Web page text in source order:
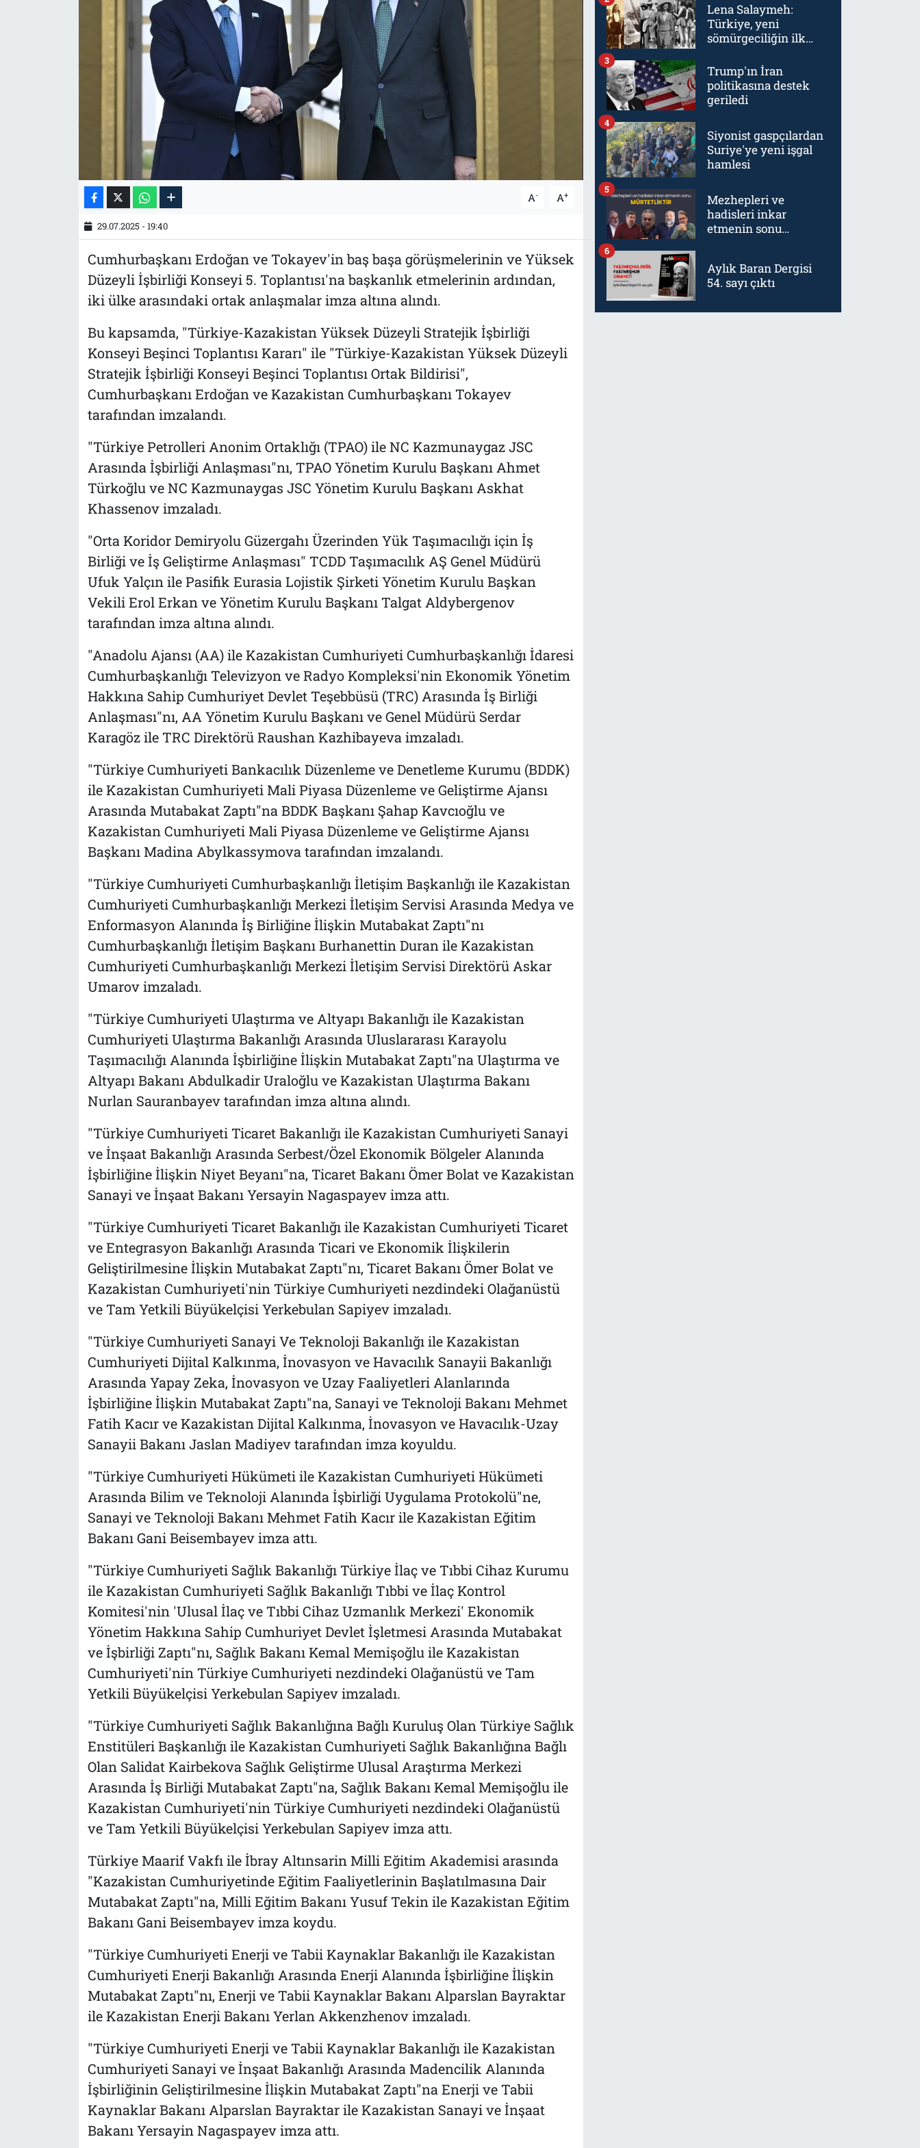
A- A+
29.07.2025 - 19:40
Cumhurbaşkanı Erdoğan ve Tokayev'in baş başa görüşmelerinin ve Yüksek
Düzeyli İşbirliği Konseyi 5. Toplantısı'na başkanlık etmelerinin ardından,
iki ülke arasındaki ortak anlaşmalar imza altına alındı.
Bu kapsamda, "Türkiye-Kazakistan Yüksek Düzeyli Stratejik İşbirliği
Konseyi Beşinci Toplantısı Kararı" ile "Türkiye-Kazakistan Yüksek Düzeyli
Stratejik İşbirliği Konseyi Beşinci Toplantısı Ortak Bildirisi",
Cumhurbaşkanı Erdoğan ve Kazakistan Cumhurbaşkanı Tokayev
tarafından imzalandı.
"Türkiye Petrolleri Anonim Ortaklığı (TPAO) ile NC Kazmunaygaz JSC
Arasında İşbirliği Anlaşması"nı, TPAO Yönetim Kurulu Başkanı Ahmet
Türkoğlu ve NC Kazmunaygas JSC Yönetim Kurulu Başkanı Askhat
Khassenov imzaladı.
"Orta Koridor Demiryolu Güzergahı Üzerinden Yük Taşımacılığı için İş
Birliği ve İş Geliştirme Anlaşması" TCDD Taşımacılık AŞ Genel Müdürü
Ufuk Yalçın ile Pasifik Eurasia Lojistik Şirketi Yönetim Kurulu Başkan
Vekili Erol Erkan ve Yönetim Kurulu Başkanı Talgat Aldybergenov
tarafından imza altına alındı.
"Anadolu Ajansı (AA) ile Kazakistan Cumhuriyeti Cumhurbaşkanlığı İdaresi
Cumhurbaşkanlığı Televizyon ve Radyo Kompleksi'nin Ekonomik Yönetim
Hakkına Sahip Cumhuriyet Devlet Teşebbüsü (TRC) Arasında İş Birliği
Anlaşması"nı, AA Yönetim Kurulu Başkanı ve Genel Müdürü Serdar
Karagöz ile TRC Direktörü Raushan Kazhibayeva imzaladı.
"Türkiye Cumhuriyeti Bankacılık Düzenleme ve Denetleme Kurumu (BDDK)
ile Kazakistan Cumhuriyeti Mali Piyasa Düzenleme ve Geliştirme Ajansı
Arasında Mutabakat Zaptı"na BDDK Başkanı Şahap Kavcıoğlu ve
Kazakistan Cumhuriyeti Mali Piyasa Düzenleme ve Geliştirme Ajansı
Başkanı Madina Abylkassymova tarafından imzalandı.
"Türkiye Cumhuriyeti Cumhurbaşkanlığı İletişim Başkanlığı ile Kazakistan
Cumhuriyeti Cumhurbaşkanlığı Merkezi İletişim Servisi Arasında Medya ve
Enformasyon Alanında İş Birliğine İlişkin Mutabakat Zaptı"nı
Cumhurbaşkanlığı İletişim Başkanı Burhanettin Duran ile Kazakistan
Cumhuriyeti Cumhurbaşkanlığı Merkezi İletişim Servisi Direktörü Askar
Umarov imzaladı.
"Türkiye Cumhuriyeti Ulaştırma ve Altyapı Bakanlığı ile Kazakistan
Cumhuriyeti Ulaştırma Bakanlığı Arasında Uluslararası Karayolu
Taşımacılığı Alanında İşbirliğine İlişkin Mutabakat Zaptı"na Ulaştırma ve
Altyapı Bakanı Abdulkadir Uraloğlu ve Kazakistan Ulaştırma Bakanı
Nurlan Sauranbayev tarafından imza altına alındı.
"Türkiye Cumhuriyeti Ticaret Bakanlığı ile Kazakistan Cumhuriyeti Sanayi
ve İnşaat Bakanlığı Arasında Serbest/Özel Ekonomik Bölgeler Alanında
İşbirliğine İlişkin Niyet Beyanı"na, Ticaret Bakanı Ömer Bolat ve Kazakistan
Sanayi ve İnşaat Bakanı Yersayin Nagaspayev imza attı.
"Türkiye Cumhuriyeti Ticaret Bakanlığı ile Kazakistan Cumhuriyeti Ticaret
ve Entegrasyon Bakanlığı Arasında Ticari ve Ekonomik İlişkilerin
Geliştirilmesine İlişkin Mutabakat Zaptı"nı, Ticaret Bakanı Ömer Bolat ve
Kazakistan Cumhuriyeti'nin Türkiye Cumhuriyeti nezdindeki Olağanüstü
ve Tam Yetkili Büyükelçisi Yerkebulan Sapiyev imzaladı.
"Türkiye Cumhuriyeti Sanayi Ve Teknoloji Bakanlığı ile Kazakistan
Cumhuriyeti Dijital Kalkınma, İnovasyon ve Havacılık Sanayii Bakanlığı
Arasında Yapay Zeka, İnovasyon ve Uzay Faaliyetleri Alanlarında
İşbirliğine İlişkin Mutabakat Zaptı"na, Sanayi ve Teknoloji Bakanı Mehmet
Fatih Kacır ve Kazakistan Dijital Kalkınma, İnovasyon ve Havacılık-Uzay
Sanayii Bakanı Jaslan Madiyev tarafından imza koyuldu.
"Türkiye Cumhuriyeti Hükümeti ile Kazakistan Cumhuriyeti Hükümeti
Arasında Bilim ve Teknoloji Alanında İşbirliği Uygulama Protokolü"ne,
Sanayi ve Teknoloji Bakanı Mehmet Fatih Kacır ile Kazakistan Eğitim
Bakanı Gani Beisembayev imza attı.
"Türkiye Cumhuriyeti Sağlık Bakanlığı Türkiye İlaç ve Tıbbi Cihaz Kurumu
ile Kazakistan Cumhuriyeti Sağlık Bakanlığı Tıbbi ve İlaç Kontrol
Komitesi'nin 'Ulusal İlaç ve Tıbbi Cihaz Uzmanlık Merkezi' Ekonomik
Yönetim Hakkına Sahip Cumhuriyet Devlet İşletmesi Arasında Mutabakat
ve İşbirliği Zaptı"nı, Sağlık Bakanı Kemal Memişoğlu ile Kazakistan
Cumhuriyeti'nin Türkiye Cumhuriyeti nezdindeki Olağanüstü ve Tam
Yetkili Büyükelçisi Yerkebulan Sapiyev imzaladı.
"Türkiye Cumhuriyeti Sağlık Bakanlığına Bağlı Kuruluş Olan Türkiye Sağlık
Enstitüleri Başkanlığı ile Kazakistan Cumhuriyeti Sağlık Bakanlığına Bağlı
Olan Salidat Kairbekova Sağlık Geliştirme Ulusal Araştırma Merkezi
Arasında İş Birliği Mutabakat Zaptı"na, Sağlık Bakanı Kemal Memişoğlu ile
Kazakistan Cumhuriyeti'nin Türkiye Cumhuriyeti nezdindeki Olağanüstü
ve Tam Yetkili Büyükelçisi Yerkebulan Sapiyev imza attı.
Türkiye Maarif Vakfı ile İbray Altınsarin Milli Eğitim Akademisi arasında
"Kazakistan Cumhuriyetinde Eğitim Faaliyetlerinin Başlatılmasına Dair
Mutabakat Zaptı"na, Milli Eğitim Bakanı Yusuf Tekin ile Kazakistan Eğitim
Bakanı Gani Beisembayev imza koydu.
"Türkiye Cumhuriyeti Enerji ve Tabii Kaynaklar Bakanlığı ile Kazakistan
Cumhuriyeti Enerji Bakanlığı Arasında Enerji Alanında İşbirliğine İlişkin
Mutabakat Zaptı"nı, Enerji ve Tabii Kaynaklar Bakanı Alparslan Bayraktar
ile Kazakistan Enerji Bakanı Yerlan Akkenzhenov imzaladı.
"Türkiye Cumhuriyeti Enerji ve Tabii Kaynaklar Bakanlığı ile Kazakistan
Cumhuriyeti Sanayi ve İnşaat Bakanlığı Arasında Madencilik Alanında
İşbirliğinin Geliştirilmesine İlişkin Mutabakat Zaptı"na Enerji ve Tabii
Kaynaklar Bakanı Alparslan Bayraktar ile Kazakistan Sanayi ve İnşaat
Bakanı Yersayin Nagaspayev imza attı.
Lena Salaymeh:
Türkiye, yeni
sömürgeciliğin ilk
Trump'ın İran
politikasına destek
geriledi
3
Siyonist gaspçılardan
Suriye'ye yeni işgal
hamlesi
4
Mezhepleri ve
hadisleri inkar
etmenin sonu
5
Aylık Baran Dergisi
54. sayı çıktı
6